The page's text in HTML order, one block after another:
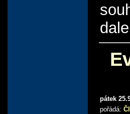
pátek
pořádá: